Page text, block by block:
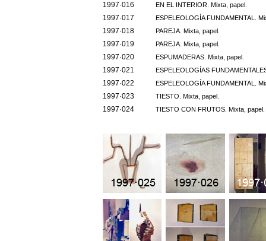
1997·016 EN EL INTERIOR. Mixta, papel.
1997·017 ESPELEOLOGÍA FUNDAMENTAL.
1997·018 PAREJA. Mixta, papel.
1997·019 PAREJA. Mixta, papel.
1997·020 ESPUMADERAS. Mixta, papel.
1997·021 ESPELEOLOGÍAS
1997·022 ESPELEOLOGÍA FUNDAMENTAL.
1997·023 TIESTO. Mixta, papel.
1997·024 TIESTO CON FRUTOS. Mixta, papel.